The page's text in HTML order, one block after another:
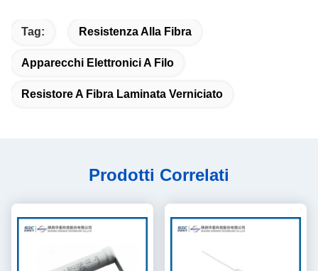
Tag: Resistenza Alla Fibra
Apparecchi Elettronici A Filo
Resistore A Fibra Laminata Verniciato
Prodotti Correlati